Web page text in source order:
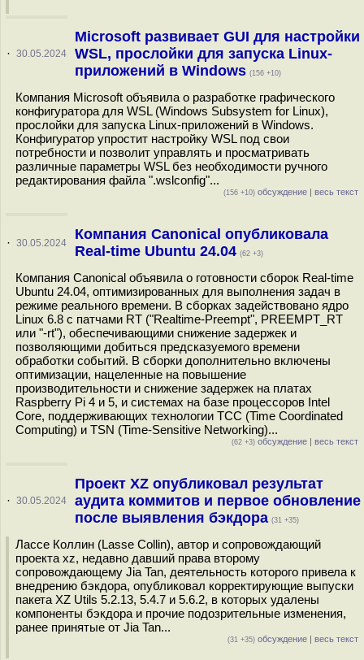
· 30.05.2024
Microsoft развивает GUI для настройки
WSL, прослойки для запуска Linux-
приложений в Windows (156 +10)
Компания Microsoft объявила о разработке графического
конфигуратора для WSL (Windows Subsystem for Linux),
прослойки для запуска Linux-приложений в Windows.
Конфигуратор упростит настройку WSL под свои
потребности и позволит управлять и просматривать
различные параметры WSL без необходимости ручного
редактирования файла ".wslconfig"...
(156 +10) обсуждение | весь текст
· 30.05.2024
Компания Canonical опубликовала
Real-time Ubuntu 24.04 (62 +3)
Компания Canonical объявила о готовности сборок Real-time
Ubuntu 24.04, оптимизированных для выполнения задач в
режиме реального времени. В сборках задействовано ядро
Linux 6.8 с патчами RT ("Realtime-Preempt", PREEMPT_RT
или "-rt"), обеспечивающими снижение задержек и
позволяющими добиться предсказуемого времени
обработки событий. В сборки дополнительно включены
оптимизации, нацеленные на повышение
производительности и снижение задержек на платах
Raspberry Pi 4 и 5, и системах на базе процессоров Intel
Core, поддерживающих технологии TCC (Time Coordinated
Computing) и TSN (Time-Sensitive Networking)...
(62 +3) обсуждение | весь текст
· 30.05.2024
Проект XZ опубликовал результат
аудита коммитов и первое обновление
после выявления бэкдора (31 +35)
Лассе Коллин (Lasse Collin), автор и сопровождающий
проекта xz, недавно давший права второму
сопровождающему Jia Tan, деятельность которого привела к
внедрению бэкдора, опубликовал корректирующие выпуски
пакета XZ Utils 5.2.13, 5.4.7 и 5.6.2, в которых удалены
компоненты бэкдора и прочие подозрительные изменения,
ранее принятые от Jia Tan...
(31 +35) обсуждение | весь текст